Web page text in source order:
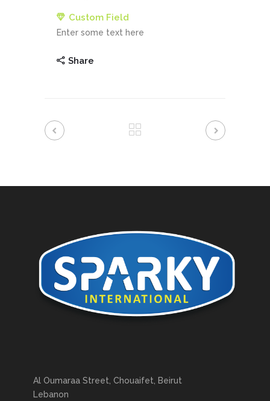
Custom Field
Enter some text here
Share
Al Oumaraa Street, Chouaifet, Beirut
Lebanon